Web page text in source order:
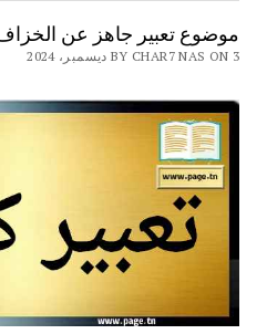
موضوع تعبير جاهز عن
BY CHAR7 NAS ON 3 ديسمبر، 2024